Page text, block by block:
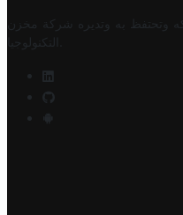
وتحتفظ به وتديره
شركة مخزن
التكنولوجيا